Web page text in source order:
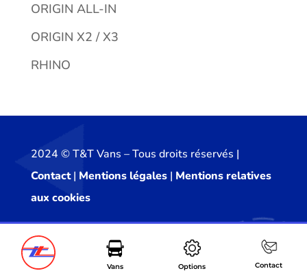
Vans Options Contact
ORIGIN ALL-IN
ORIGIN X2 / X3
RHINO
2024 ©️ T&T Vans – Tous droits réservés |
Contact| Mentions légales| Mentions relatives
aux cookies